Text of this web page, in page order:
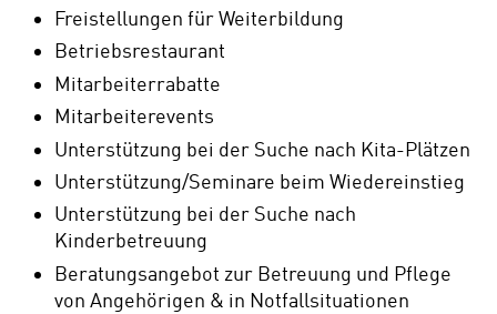
Freistellungen für Weiterbildung
Betriebsrestaurant
Mitarbeiterrabatte
Mitarbeiterevents
Unterstützung bei der Suche nach Kita-Plätzen
Unterstützung/Seminare beim Wiedereinstieg
Unterstützung bei der Suche nach
Kinderbetreuung
Beratungsangebot zur Betreuung und Pflege
von Angehörigen & in Notfallsituationen